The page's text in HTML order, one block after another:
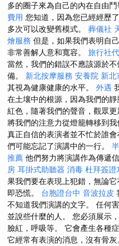
多的圈子來為自己的內在自由鬥
費用 您知道，因為您已經經歷
多次可以改變舊模式。 葬儀社
燴服務 但是，如果我們表明自
非常善解人意和寬容。 旅行社
當然，我們的錯誤不應該源於
備。 新北按摩服務 安養院 新北
其視為健康健康的水平。 外遇
在土壤中的根源，因為我們的
紅色，隨著我們的聲音，觀眾更
將我們的注意力從燈籠轉移到我
真正自信的表演者並不忙於誰
們可能忘記了演講中的一行。
推薦 他們努力將演講作為傳遞
房 耳掛式助聽器 消毒 杜拜簽證
果我們要在表現上犯錯，無論
即恐慌。 台胞證台中 音波拉皮
不知道我們演講的文字。 任何
並說些什麼的人。 您必須展示
臉紅，呼吸等。 它會產生各種
它經常有表演的消息，沒有骨